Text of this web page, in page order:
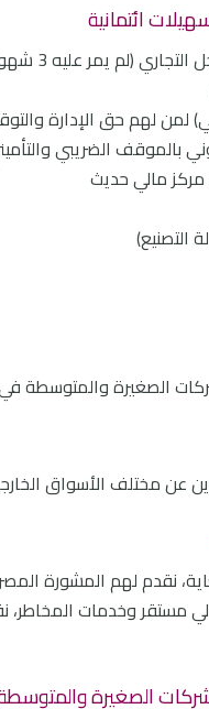
ائتمانية
(لم يمر عليه 3 شهور)
لمن لهم حق الإدارة
بالموقف الضريبي
مركز مالي حديث
الصغيرة والمتوسطة
عن مختلف الأسواق
نقدم لهم المشورة
وخدمات المخاطر،